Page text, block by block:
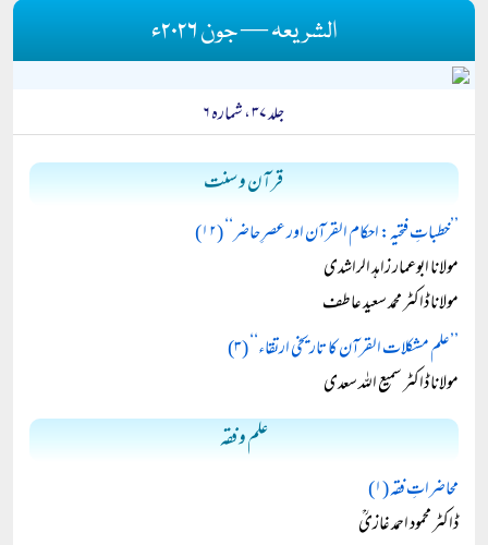
الشریعہ — جون ۲۰۲۶ء
جلد ۳۷ ، شمارہ ۶
قرآن و سنت
’’خطباتِ فتحیہ: احکام القرآن اور عصرِ حاضر‘‘ (۱۲)
مولانا ابوعمار زاہد الراشدی
مولانا ڈاکٹر محمد سعید عاطف
’’علم مشکلات القرآن کا تاریخی ارتقاء‘‘ (۳)
مولانا ڈاکٹر سمیع اللہ سعدی
علم و فقہ
محاضراتِ فقہ (۱)
ڈاکٹر محمود احمد غازیؒ